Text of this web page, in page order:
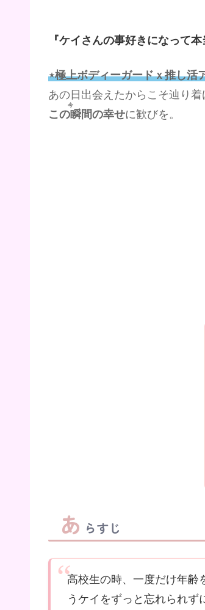
『ケイさんの事好きになって本
⋆極上ボディーガードｘ推し活
あの日出会えたからこそ辿り着
この瞬間
今
の幸せに歓びを。
あ らすじ
高校生の時、一度だけ年齢
うケイをずっと忘れられ